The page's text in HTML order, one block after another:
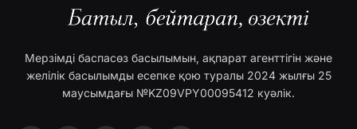
Мерзімді баспасөз басылымын, ақпарат агенттігін және
желілік басылымды есепке қою туралы 2024 жылғы 25
маусымдағы №KZ09VPY00095412 куәлік.